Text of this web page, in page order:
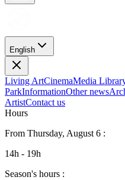
English
Living ArtCinemaMedia
ParkInformationOther news
ArtistContact us
Hours
From Thursday, August 6 :
14h - 19h
Season's hours :